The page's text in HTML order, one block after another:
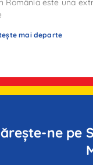
România este una
mai departe
ne pe